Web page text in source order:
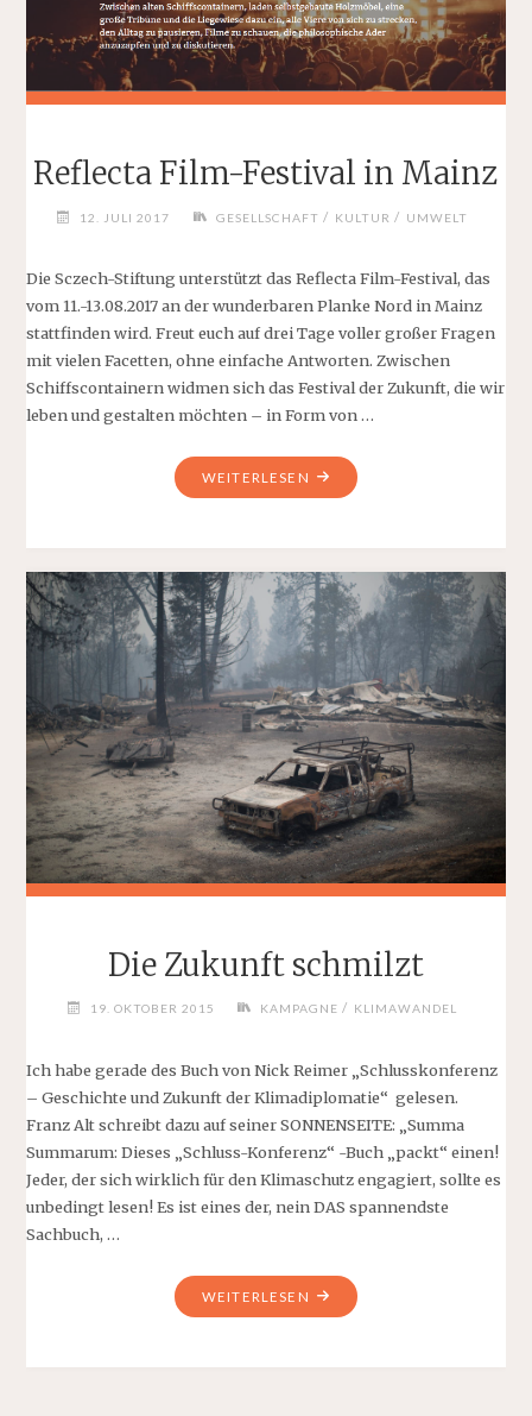
Reflecta Film-Festival in Mainz
12. JULI 2017 GESELLSCHAFT / KULTUR / UMWELT
Die Sczech-Stiftung unterstützt das Reflecta Film-Festival, das
vom 11.-13.08.2017 an der wunderbaren Planke Nord in Mainz
stattfinden wird. Freut euch auf drei Tage voller großer Fragen
mit vielen Facetten, ohne einfache Antworten. Zwischen
Schiffscontainern widmen sich das Festival der Zukunft, die wir
leben und gestalten möchten – in Form von …
WEITERLESEN "REFLECTA
MAINZ"
Die Zukunft schmilzt
19. OKTOBER 2015 KAMPAGNE / KLIMAWANDEL
Ich habe gerade des Buch von Nick Reimer „Schlusskonferenz
– Geschichte und Zukunft der Klimadiplomatie“ gelesen.
Franz Alt schreibt dazu auf seiner SONNENSEITE: „Summa
Summarum: Dieses „Schluss-Konferenz“ -Buch „packt“ einen!
Jeder, der sich wirklich für den Klimaschutz engagiert, sollte es
unbedingt lesen! Es ist eines der, nein DAS spannendste
Sachbuch, …
WEITERLESEN "DIE
ZUKUNFT